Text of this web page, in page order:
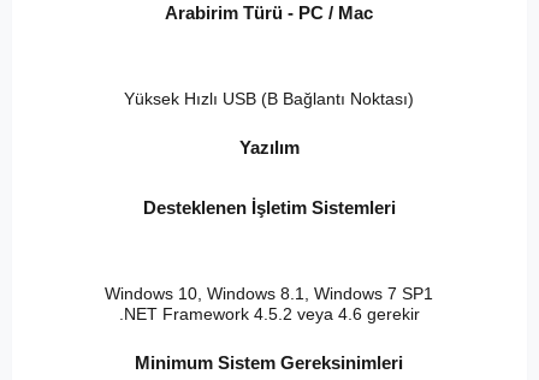
Arabirim Türü - PC / Mac
Yüksek Hızlı USB (B Bağlantı Noktası)
Yazılım
Desteklenen İşletim Sistemleri
Windows 10, Windows 8.1, Windows 7 SP1
.NET Framework 4.5.2 veya 4.6 gerekir
Minimum Sistem Gereksinimleri